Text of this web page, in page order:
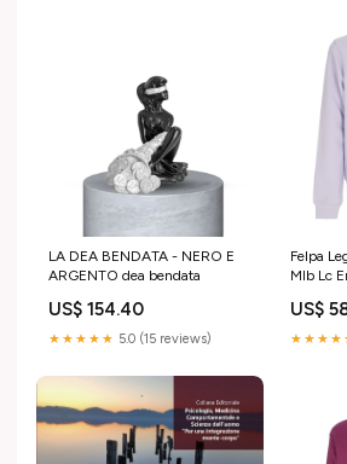
LA DEA BENDATA - NERO E
ARGENTO dea bendata
US$ 154.40
★★★★★ 5.0 (15 reviews)
Felpa
Mlb Lc
80240
US$